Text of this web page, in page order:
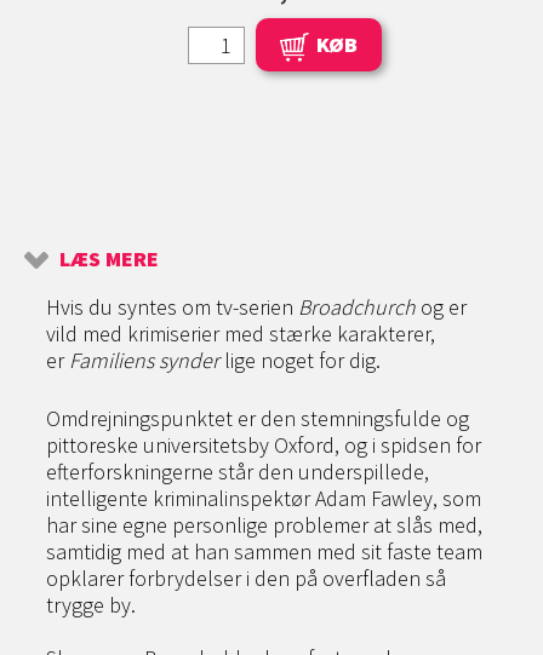
KØB
LÆS MERE
Hvis du syntes om tv-serien Broadchurch og er
vild med krimiserier med stærke karakterer,
erFamiliens synderlige noget for dig.
Omdrejningspunktet er den stemningsfulde og
pittoreske universitetsby Oxford, og i spidsen for
efterforskningerne står den underspillede,
intelligente kriminalinspektør Adam Fawley, som
har sine egne personlige problemer at slås med,
samtidig med at han sammen med sit faste team
opklarer forbrydelser i den på overfladen så
trygge by.